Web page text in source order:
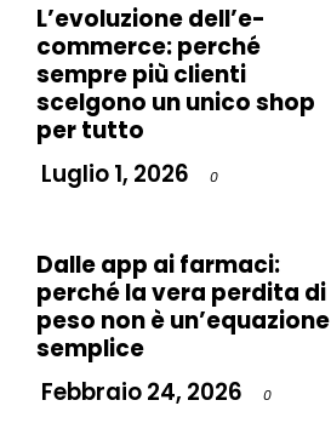
L’evoluzione dell’e-
commerce: perché
sempre più clienti
scelgono un unico shop
per tutto
Luglio 1, 2026
0
Dalle app ai farmaci:
perché la vera perdita di
peso non è un’equazione
semplice
Febbraio 24, 2026
0